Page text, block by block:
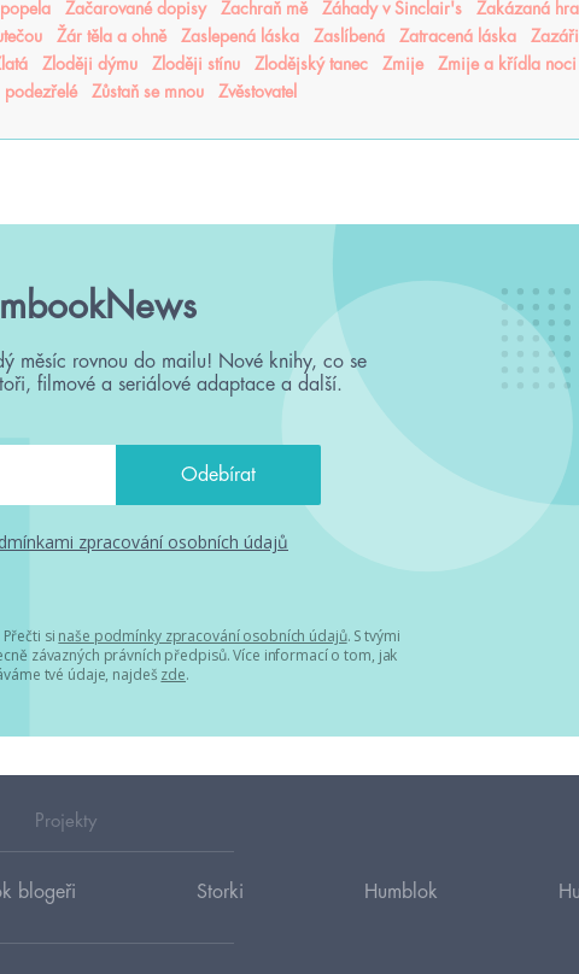
Začarované dopisy Zachraň mě Záhady v Sinclair's
Zakázaná hra
Žár těla a ohně Zaslepená láska Zaslíbená Zatracená láska
Zloději dýmu Zloději stínu Zlodějský tanec Zmije
Zmije a křídla noci
podezřelé Zůstaň se mnou Zvěstovatel
měsíc rovnou do mailu! Nové knihy, co se
filmové a seriálové adaptace a další.
zpracování osobních údajů
si naše podmínky zpracování osobních údajů. S tvými
závazných právních předpisů. Více informací o tom, jak
tvé údaje, najdeš zde.
Projekty
blogeři Storki Humblok